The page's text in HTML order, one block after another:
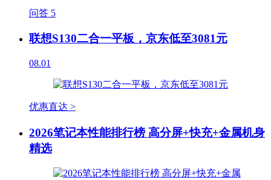
问答 5
联想S130二合一平板，京东低至3081元
08.01
优惠直达 >
2026笔记本性能排行榜 高分屏+快充+金属机身
精选